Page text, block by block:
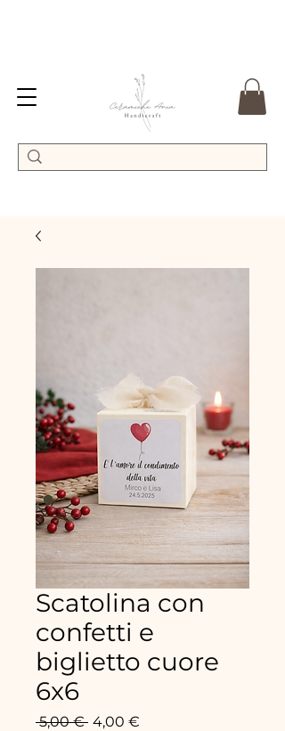
Scatolina con
confetti e
biglietto cuore
6x6
5,00 € Prix
4,00 €